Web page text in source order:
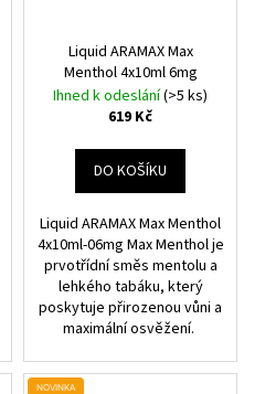
Liquid ARAMAX Max
Menthol 4x10ml 6mg
Ihned k odeslání(>5 ks)
619 Kč
DO KOŠÍKU
Liquid ARAMAX Max Menthol
4x10ml-06mg Max Menthol je
prvotřídní směs mentolu a
lehkého tabáku, který
poskytuje přirozenou vůni a
maximální osvěžení.
NOVINKA